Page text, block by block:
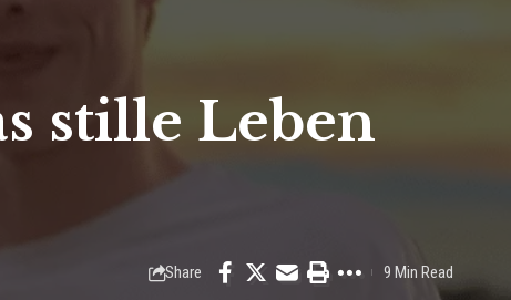
stille Leben
Share 9 Min Read